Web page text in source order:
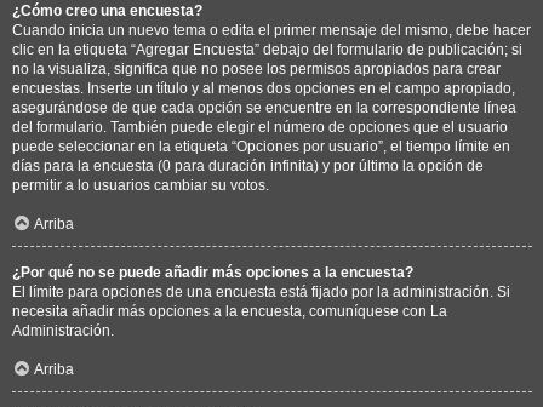
¿Cómo creo una encuesta?
Cuando inicia un nuevo tema o edita el primer mensaje del mismo, debe hacer
clic en la etiqueta “Agregar Encuesta” debajo del formulario de publicación; si
no la visualiza, significa que no posee los permisos apropiados para crear
encuestas. Inserte un título y al menos dos opciones en el campo apropiado,
asegurándose de que cada opción se encuentre en la correspondiente línea
del formulario. También puede elegir el número de opciones que el usuario
puede seleccionar en la etiqueta “Opciones por usuario”, el tiempo límite en
días para la encuesta (0 para duración infinita) y por último la opción de
permitir a lo usuarios cambiar su votos.
Arriba
¿Por qué no se puede añadir más opciones a la encuesta?
El límite para opciones de una encuesta está fijado por la administración. Si
necesita añadir más opciones a la encuesta, comuníquese con La
Administración.
Arriba